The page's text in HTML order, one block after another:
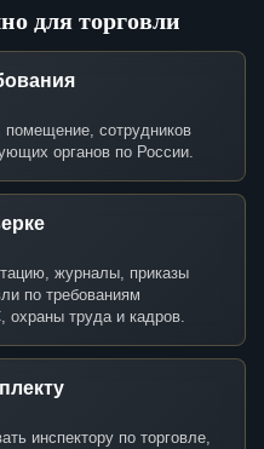
для торговли
помещение, сотрудников
органов по России.
журналы, приказы
по требованиям
охраны труда и кадров.
инспектору по торговле,